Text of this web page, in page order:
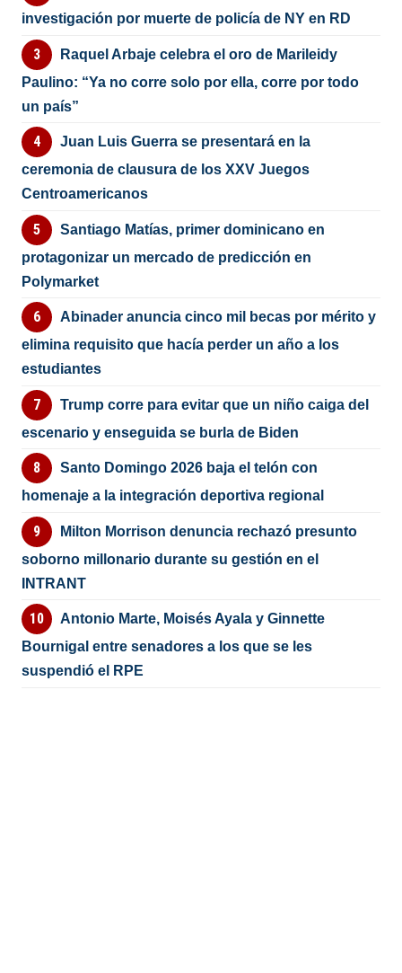
investigación por muerte de policía de NY en RD
Raquel Arbaje celebra el oro de Marileidy
Paulino: “Ya no corre solo por ella, corre por todo
un país”
Juan Luis Guerra se presentará en la
ceremonia de clausura de los XXV Juegos
Centroamericanos
Santiago Matías, primer dominicano en
protagonizar un mercado de predicción en
Polymarket
Abinader anuncia cinco mil becas por mérito y
elimina requisito que hacía perder un año a los
estudiantes
Trump corre para evitar que un niño caiga del
escenario y enseguida se burla de Biden
Santo Domingo 2026 baja el telón con
homenaje a la integración deportiva regional
Milton Morrison denuncia rechazó presunto
soborno millonario durante su gestión en el
INTRANT
Antonio Marte, Moisés Ayala y Ginnette
Bournigal entre senadores a los que se les
suspendió el RPE